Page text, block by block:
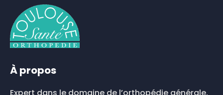
peuvent
être
choisies
sur
du
À propos